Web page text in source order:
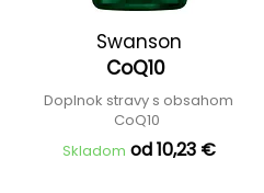
Swanson
CoQ10
Doplnok stravy s obsahom
CoQ10
Skladom od 10,23 €